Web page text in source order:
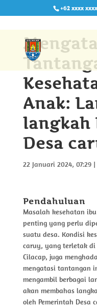
+62 xxxx
Anak:
langkah
Desa
22 Januari 2024, 07:29|
Pendahuluan
Masalah kesehatan
penting yang perlu
suatu desa. Kondisi
caruy, yang terletak di
Cilacap, juga
mengatasi tantangan
mengambil berbagai
akan membahas
oleh Pemerintah Desa